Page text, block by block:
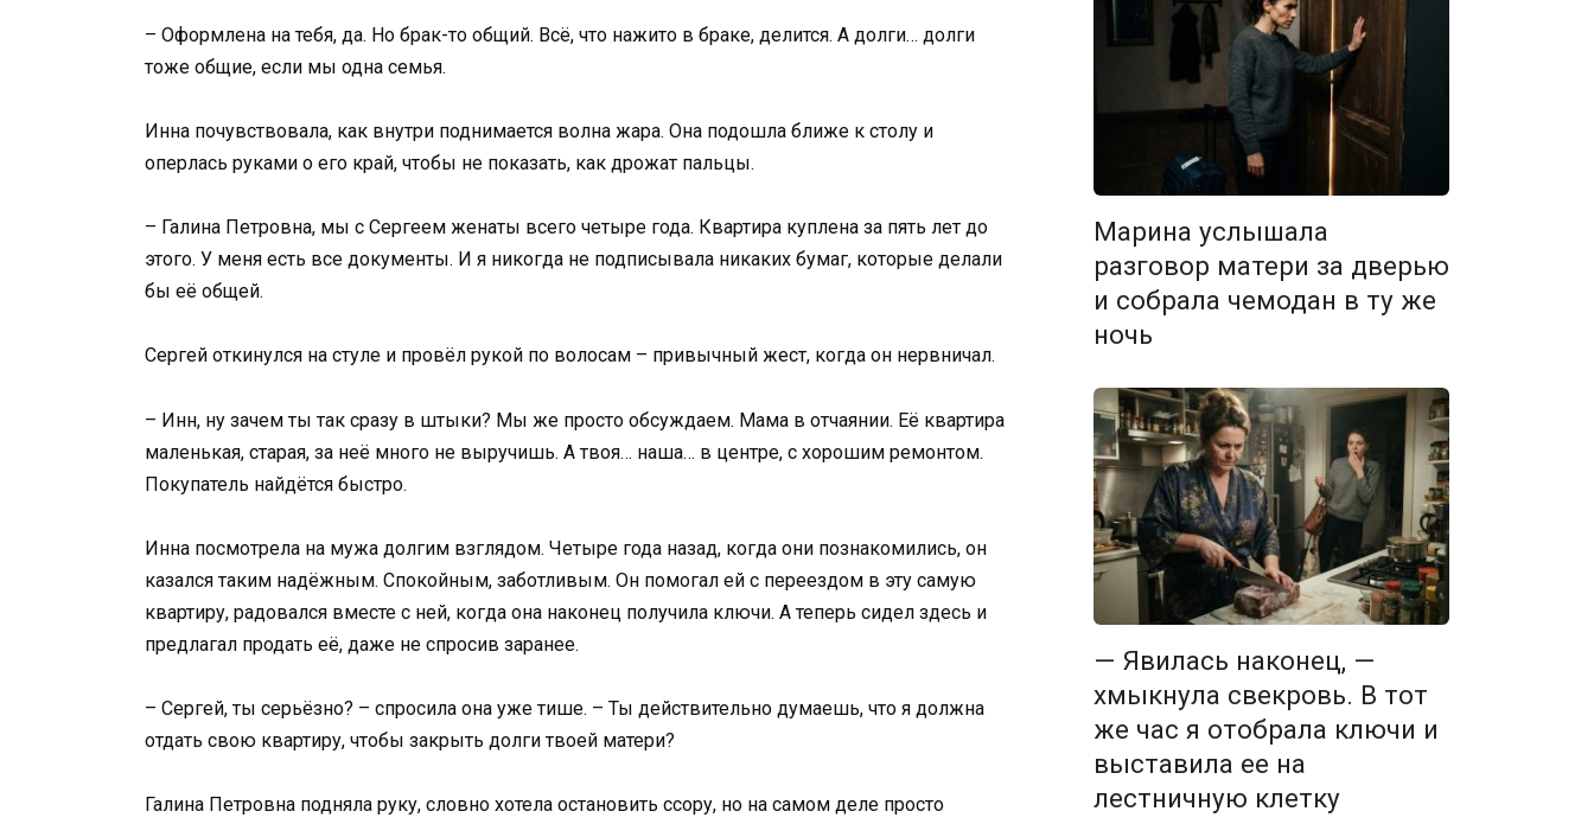
– Оформлена на тебя, да. Но брак-то общий. Всё, что нажито в браке, делится. А долги… долги
тоже общие, если мы одна семья.
Инна почувствовала, как внутри поднимается волна жара. Она подошла ближе к столу и
оперлась руками о его край, чтобы не показать, как дрожат пальцы.
– Галина Петровна, мы с Сергеем женаты всего четыре года. Квартира куплена за пять лет до
этого. У меня есть все документы. И я никогда не подписывала никаких бумаг, которые делали
бы её общей.
Сергей откинулся на стуле и провёл рукой по волосам – привычный жест, когда он нервничал.
– Инн, ну зачем ты так сразу в штыки? Мы же просто обсуждаем. Мама в отчаянии. Её квартира
маленькая, старая, за неё много не выручишь. А твоя… наша… в центре, с хорошим ремонтом.
Покупатель найдётся быстро.
Инна посмотрела на мужа долгим взглядом. Четыре года назад, когда они познакомились, он
казался таким надёжным. Спокойным, заботливым. Он помогал ей с переездом в эту самую
квартиру, радовался вместе с ней, когда она наконец получила ключи. А теперь сидел здесь и
предлагал продать её, даже не спросив заранее.
– Сергей, ты серьёзно? – спросила она уже тише. – Ты действительно думаешь, что я должна
отдать свою квартиру, чтобы закрыть долги твоей матери?
Галина Петровна подняла руку, словно хотела остановить ссору, но на самом деле просто
Марина услышала
разговор матери за дверью
и собрала чемодан в ту же
ночь
— Явилась наконец, —
хмыкнула свекровь. В тот
же час я отобрала ключи и
выставила ее на
лестничную клетку